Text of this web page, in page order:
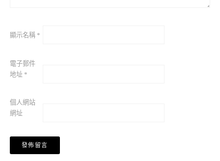
顯示名稱 *
電子郵件
地址 *
個人網站
網址